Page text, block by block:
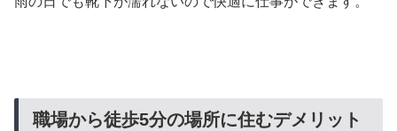
職場から徒歩5分の場所に住むデメリット